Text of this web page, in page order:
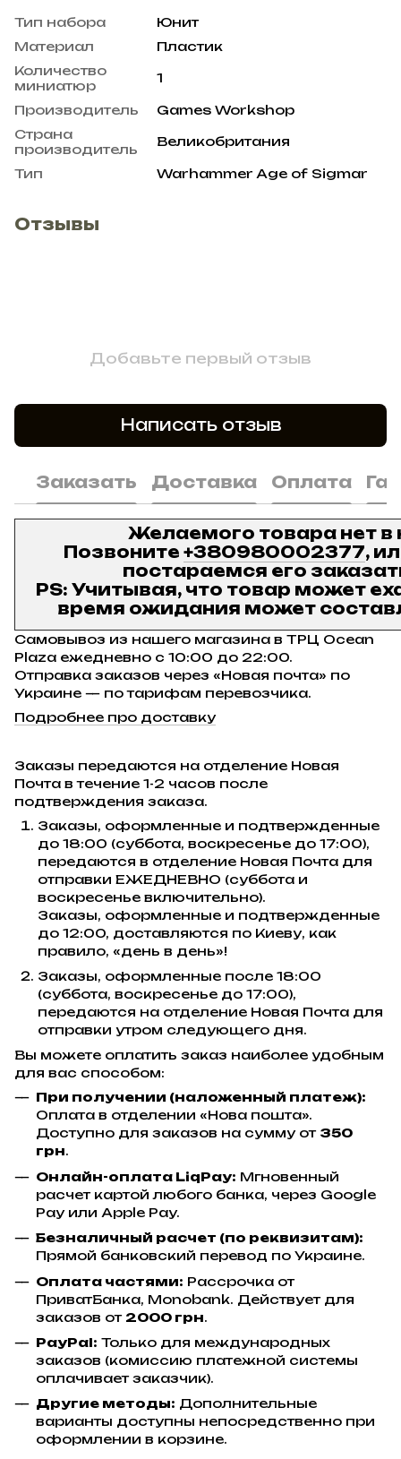
Тип набора
Юнит
Материал
Пластик
Количество
миниатюр
1
Производитель
Games Workshop
Страна
производитель
Великобритания
Тип Warhammer Age of Sigmar
Отзывы
Добавьте первый отзыв
Написать отзыв
Заказать Доставка Оплата
Желаемого товара нет в
Позвоните +380980002377,
постараемся его
PS: Учитывая, что товар может
время ожидания может
Самовывоз из нашего магазина в ТРЦ Ocean
Plaza ежедневно с 10:00 до 22:00.
Отправка заказов через «Новая почта» по
Украине — по тарифам перевозчика.
Подробнее про доставку
Заказы передаются на отделение Новая
Почта в течение 1-2 часов после
подтверждения заказа.
Заказы, оформленные и подтвержденные
до 18:00 (суббота, воскресенье до 17:00),
передаются в отделение Новая Почта для
отправки ЕЖЕДНЕВНО (суббота и
воскресенье включительно).
Заказы, оформленные и подтвержденные
до 12:00, доставляются по Киеву, как
правило, «день в день»!
Заказы, оформленные после 18:00
(суббота, воскресенье до 17:00),
передаются на отделение Новая Почта для
отправки утром следующего дня.
Вы можете оплатить заказ наиболее удобным
для вас способом:
При получении (наложенный платеж):
Оплата в отделении «Нова пошта».
Доступно для заказов на сумму от 350
грн.
Онлайн-оплата LiqPay: Мгновенный
расчет картой любого банка, через Google
Pay или Apple Pay.
Безналичный расчет (по реквизитам):
Прямой банковский перевод по Украине.
Оплата частями: Рассрочка от
ПриватБанка, Monobank. Действует для
заказов от 2000 грн.
PayPal: Только для международных
заказов (комиссию платежной системы
оплачивает заказчик).
Другие методы: Дополнительные
варианты доступны непосредственно при
оформлении в корзине.